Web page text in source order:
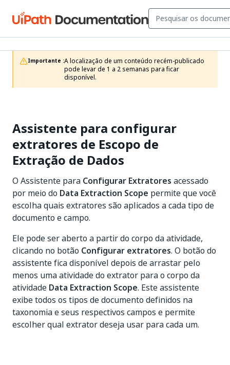
Importante :A localização de um conteúdo recém-publicado
pode levar de 1 a 2 semanas para ficar
disponível.
Assistente para configurar
extratores de Escopo de
Extração de Dados
O Assistente para Configurar Extratores acessado
por meio do Data Extraction Scope permite que você
escolha quais extratores são aplicados a cada tipo de
documento e campo.
Ele pode ser aberto a partir do corpo da atividade,
clicando no botão Configurar extratores. O botão do
assistente fica disponível depois de arrastar pelo
menos uma atividade do extrator para o corpo da
atividade Data Extraction Scope. Este assistente
exibe todos os tipos de documento definidos na
taxonomia e seus respectivos campos e permite
escolher qual extrator deseja usar para cada um.